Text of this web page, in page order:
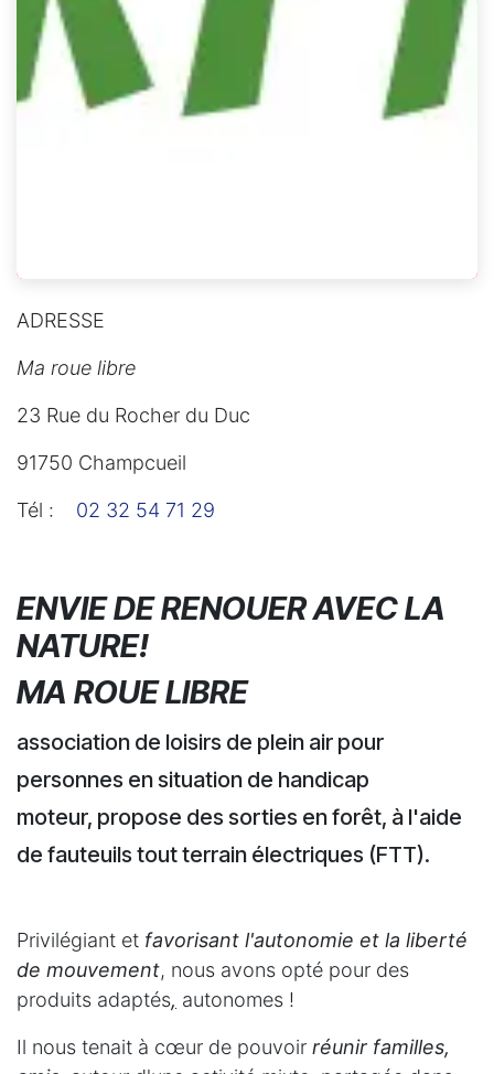
ADRESSE
Ma roue libre
23 Rue du Rocher du Duc
91750 Champcueil
Tél : 02 32 54 71 29
ENVIE DE RENOUER AVEC LA
NATURE!
MA ROUE LIBRE
association de loisirs de plein air pour
personnes en situation de handicap
moteur, propose des sorties en forêt, à l'aide
de fauteuils tout terrain électriques (FTT).
Privilégiant et favorisant l'autonomie et la liberté
de mouvement, nous avons opté pour des
produits adaptés, autonomes !
Il nous tenait à cœur de pouvoir réunir familles,